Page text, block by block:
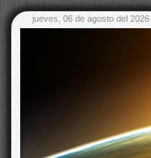
jueves, 06 de agosto del 2026